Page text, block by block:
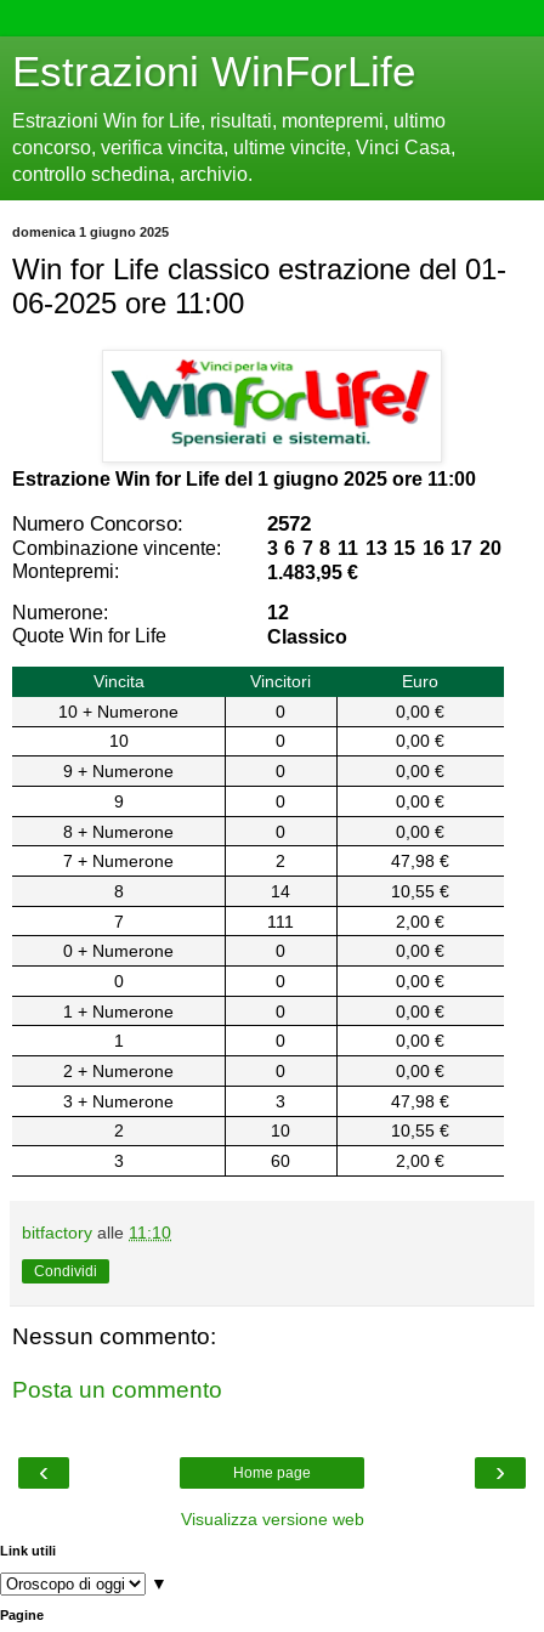
Estrazioni WinForLife
Estrazioni Win for Life, risultati, montepremi, ultimo
concorso, verifica vincita, ultime vincite, Vinci Casa,
controllo schedina, archivio.
domenica 1 giugno 2025
Win for Life classico estrazione del 01-
06-2025 ore 11:00
Estrazione Win for Life del 1 giugno 2025 ore 11:00
Numero Concorso: 2572
Combinazione vincente:
3 6 7 8 11 13 15 16 17 20
Montepremi:
1.483,95 €
Numerone:
12
Quote Win for Life
Classico
Vincita Vincitori
Euro
10 + Numerone
0
0,00 €
10
0
0,00 €
9 + Numerone
0
0,00 €
9
0
0,00 €
8 + Numerone
0
0,00 €
7 + Numerone
2
47,98 €
8
14
10,55 €
7
111
2,00 €
0 + Numerone
0
0,00 €
0
0
0,00 €
1 + Numerone
0
0,00 €
1
0
0,00 €
2 + Numerone
0
0,00 €
3 + Numerone
3
47,98 €
2
10
10,55 €
3
60 2,00 €
bitfactory alle 11:10
Condividi
Nessun commento:
Posta un commento
‹ ›
Home page
Visualizza versione web
Link utili
▼
Pagine